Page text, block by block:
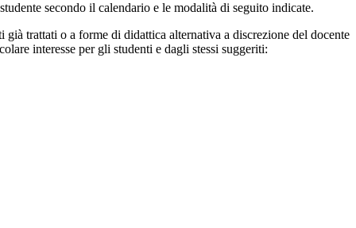
secondo il calendario e le modalità di seguito indicate.
trattati o a forme di didattica alternativa a discrezione del docente
interesse per gli studenti e dagli stessi suggeriti: